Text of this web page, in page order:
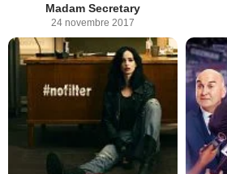
Madam Secretary
24 novembre 2017